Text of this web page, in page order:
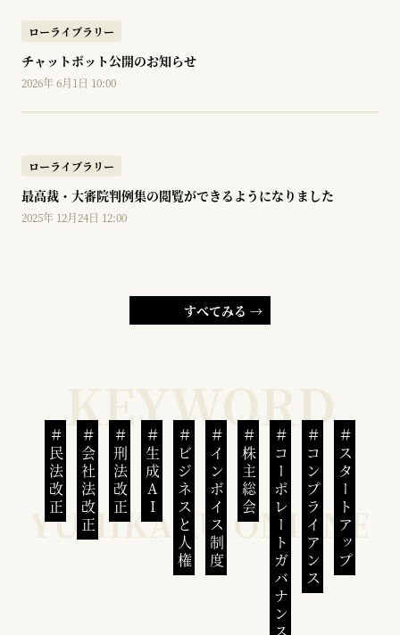
ローライブラリー
チャットボット公開のお知らせ
2026年 6月1日 10:00
ローライブラリー
最高裁・大審院判例集の閲覧ができるようになりました
2025年 12月24日 12:00
すべてみる →
民法改正 会社法改正 刑法改正 生成AI ビジネスと人権インボイス制度 株主総会 コーポレートガバナンスコンプライアンススタートアップ